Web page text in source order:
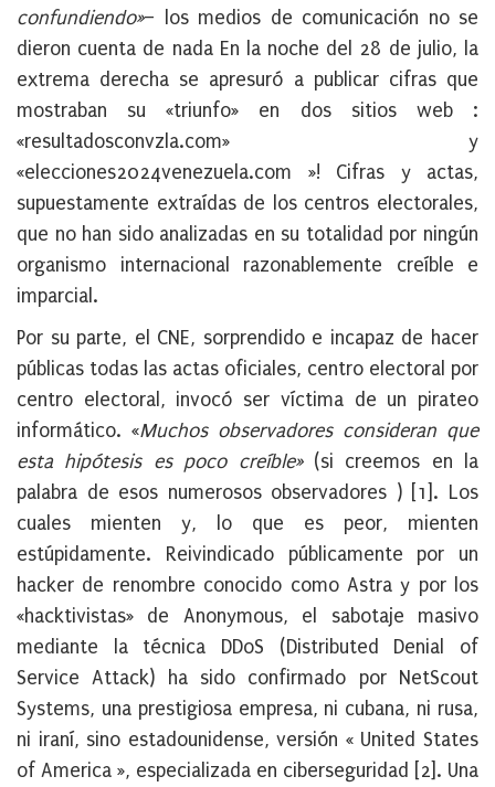
confundiendo»– los medios de comunicación no se
dieron cuenta de nada En la noche del 28 de julio, la
extrema derecha se apresuró a publicar cifras que
mostraban su «triunfo» en dos sitios web :
«resultadosconvzla.com» y
«elecciones2024venezuela.com »! Cifras y actas,
supuestamente extraídas de los centros electorales,
que no han sido analizadas en su totalidad por ningún
organismo internacional razonablemente creíble e
imparcial.
Por su parte, el CNE, sorprendido e incapaz de hacer
públicas todas las actas oficiales, centro electoral por
centro electoral, invocó ser víctima de un pirateo
informático. «Muchos observadores consideran que
esta hipótesis es poco creíble»(si creemos en la
palabra de esos numerosos observadores ) [1]. Los
cuales mienten y, lo que es peor, mienten
estúpidamente. Reivindicado públicamente por un
hacker de renombre conocido como Astra y por los
«hacktivistas» de Anonymous, el sabotaje masivo
mediante la técnica DDoS (Distributed Denial of
Service Attack) ha sido confirmado por NetScout
Systems, una prestigiosa empresa, ni cubana, ni rusa,
ni iraní, sino estadounidense, versión « United States
of America », especializada en ciberseguridad [2]. Una